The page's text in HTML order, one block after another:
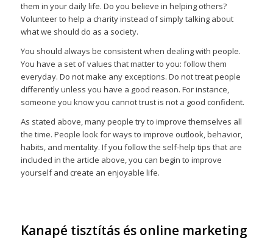
them in your daily life. Do you believe in helping others?
Volunteer to help a charity instead of simply talking about
what we should do as a society.
You should always be consistent when dealing with people.
You have a set of values that matter to you: follow them
everyday. Do not make any exceptions. Do not treat people
differently unless you have a good reason. For instance,
someone you know you cannot trust is not a good confident.
As stated above, many people try to improve themselves all
the time. People look for ways to improve outlook, behavior,
habits, and mentality. If you follow the self-help tips that are
included in the article above, you can begin to improve
yourself and create an enjoyable life.
Kanapé tisztítás és online marketing